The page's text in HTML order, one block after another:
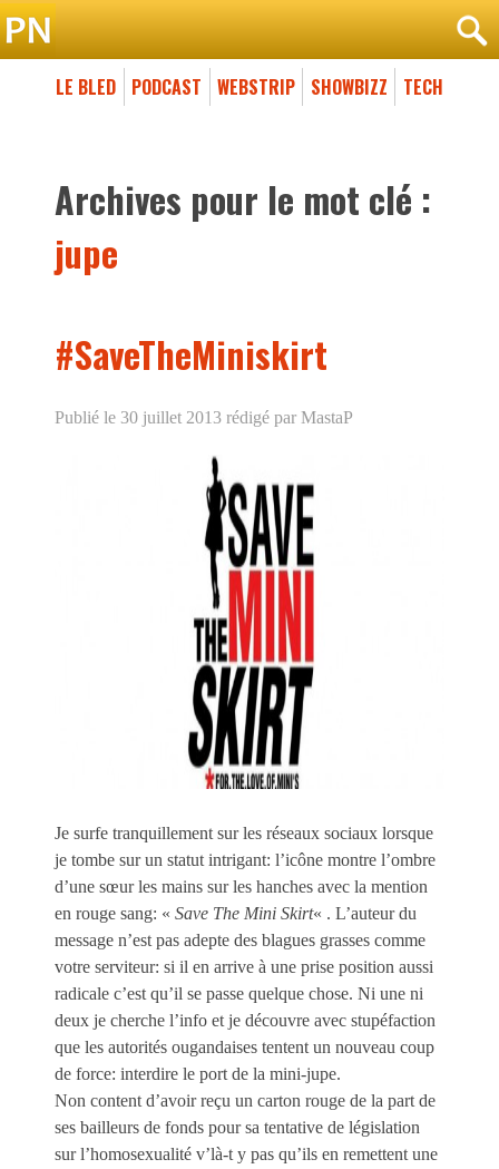
LE BLED PODCAST WEBSTRIP SHOWBIZZ TECH
Archives pour le mot clé :
jupe
#SaveTheMiniskirt
Publié le 30 juillet 2013 rédigé par MastaP
Je surfe tranquillement sur les réseaux sociaux lorsque
je tombe sur un statut intrigant: l’icône montre l’ombre
d’une sœur les mains sur les hanches avec la mention
en rouge sang: « Save The Mini Skirt« . L’auteur du
message n’est pas adepte des blagues grasses comme
votre serviteur: si il en arrive à une prise position aussi
radicale c’est qu’il se passe quelque chose. Ni une ni
deux je cherche l’info et je découvre avec stupéfaction
que les autorités ougandaises tentent un nouveau coup
de force: interdire le port de la mini-jupe.
Non content d’avoir reçu un carton rouge de la part de
ses bailleurs de fonds pour sa tentative de législation
sur l’homosexualité v’là-t y pas qu’ils en remettent une